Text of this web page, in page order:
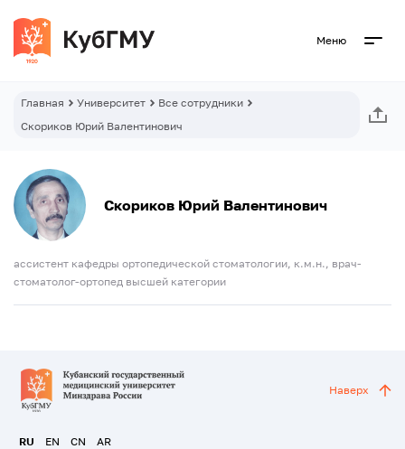
Меню
Главная Университет
Все сотрудники
Скориков Юрий Валентинович
Скориков Юрий Валентинович
ассистент кафедры ортопедической стоматологии, к.м.н., врач-
стоматолог-ортопед высшей категории
RU EN CN AR
Наверх